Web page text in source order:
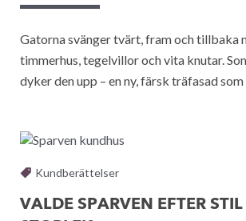
Gatorna svänger tvärt, fram och tillbaka
timmerhus, tegelvillor och vita knutar.
dyker den upp – en ny, färsk träfasad
Kundberättelser
VALDE SPARVEN EFTER